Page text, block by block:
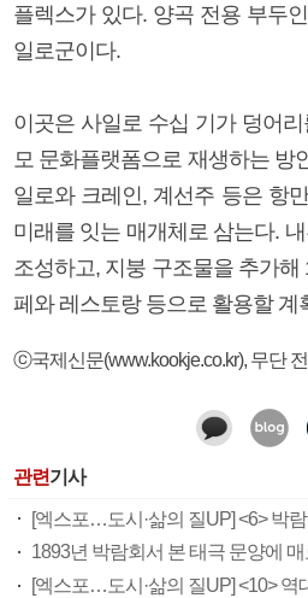
플렉스가 있다. 양곡 전용 부두
일로군이다.
이곳은 사일로 수십 기가 덩어
모 문화플랫폼으로 재생하는 방
일로와 크레인, 계선주 등은 항
미래를 잇는 매개체로 삼는다.
조성하고, 지붕 구조물을 추가
페와 레스토랑 등으로 활용할 계
ⓒ국제신문(www.kookje.co.kr), 무단
관련기사
[엑스포…도시·삶의 질UP] <6> 박
1893년 박람회서 본 태극 문양에
[엑스포…도시·삶의 질UP] <10> 역